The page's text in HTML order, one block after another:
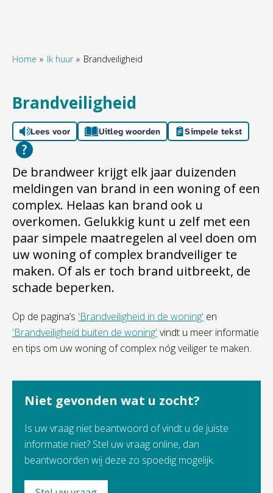
Naar hoofdinhoud
Naar hoofdnavigatiemenu
Naar zoeken
Home Ik huur Brandveiligheid
Brandveiligheid
Lees voor Uitleg woorden Simpele tekst
De brandweer krijgt elk jaar duizenden
meldingen van brand in een woning of een
complex. Helaas kan brand ook u
overkomen. Gelukkig kunt u zelf met een
paar simpele maatregelen al veel doen om
uw woning of complex brandveiliger te
maken. Of als er toch brand uitbreekt, de
schade beperken.
Op de pagina’s 'Brandveiligheid in de woning' en
'Brandveiligheid buiten de woning' vindt u meer informatie
en tips om uw woning of complex nóg veiliger te maken.
Niet gevonden wat u zocht?
Is uw vraag niet beantwoord of vindt u de juiste
informatie niet? Stel uw vraag online, dan
beantwoorden wij deze zo spoedig mogelijk.